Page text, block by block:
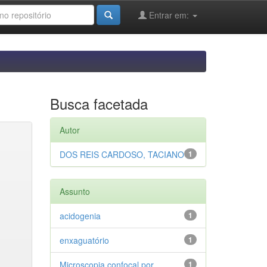
Entrar em:
Busca facetada
Autor
1
DOS REIS CARDOSO, TACIANO
Assunto
1
acidogenia
1
enxaguatório
1
Microscopia confocal por